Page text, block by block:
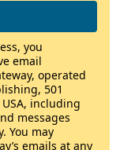
you
email
operated
501
including
messages
You may
emails at any